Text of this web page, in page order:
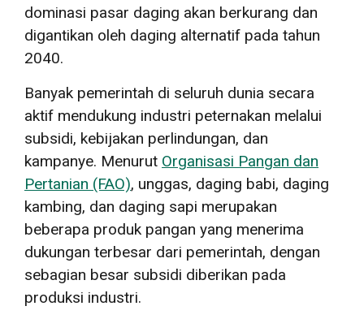
dominasi pasar daging akan berkurang dan
digantikan oleh daging alternatif pada tahun
2040.
Banyak pemerintah di seluruh dunia secara
aktif mendukung industri peternakan melalui
subsidi, kebijakan perlindungan, dan
kampanye. Menurut Organisasi Pangan dan
Pertanian (FAO), unggas, daging babi, daging
kambing, dan daging sapi merupakan
beberapa produk pangan yang menerima
dukungan terbesar dari pemerintah, dengan
sebagian besar subsidi diberikan pada
produksi industri.